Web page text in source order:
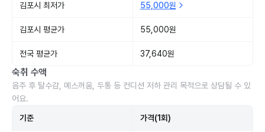
김포시 최저가 55,000원
김포시 평균가 55,000원
전국 평균가 37,640원
숙취 수액
음주 후 탈수감, 메스꺼움, 두통 등 컨디션 저하 관리 목적으로 상담될 수 있
어요.
기준 가격(1회)